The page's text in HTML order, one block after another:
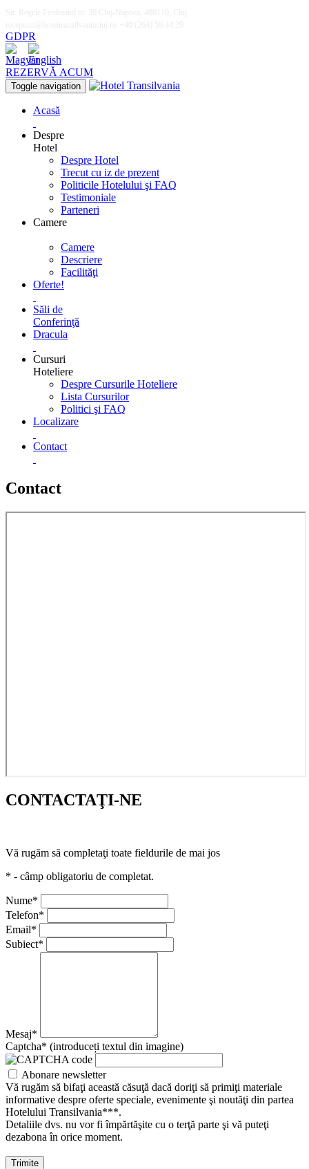
GDPR
REZERVĂ ACUM
Toggle navigation
Acasă
Despre
Hotel
Despre Hotel
Trecut cu iz de prezent
Politicile Hotelului şi FAQ
Testimoniale
Parteneri
Camere
Camere
Descriere
Facilităţi
Oferte!
Săli de
Conferinţă
Dracula
Cursuri
Hoteliere
Despre Cursurile Hoteliere
Lista Cursurilor
Politici şi FAQ
Localizare
Contact
Contact
CONTACTAŢI-NE
Vă rugăm să completaţi toate fieldurile de mai jos
* - câmp obligatoriu de completat.
Nume*
Telefon*
Email*
Subiect*
Mesaj*
Captcha* (introduceți textul din imagine)
Abonare newsletter
Vă rugăm să bifaţi această căsuţă dacă doriţi să primiţi materiale
informative despre oferte speciale, evenimente şi noutăţi din partea
Hotelului Transilvania***.
Detaliile dvs. nu vor fi împărtăşite cu o terţă parte şi vă puteţi
dezabona în orice moment.
Trimite